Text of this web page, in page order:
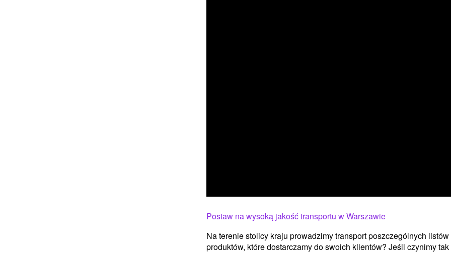
Postaw na wysoką jakość transportu w Warszawie
Na terenie stolicy kraju prowadzimy transport poszczególnych
produktów, które dostarczamy do swoich klientów? Jeśli czynimy tak